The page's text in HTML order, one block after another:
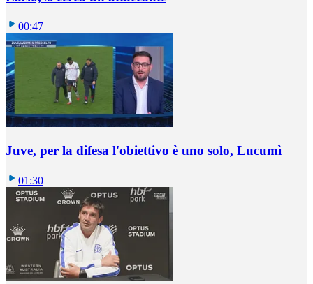
00:47
Juve, per la difesa l'obiettivo è uno solo, Lucumì
01:30